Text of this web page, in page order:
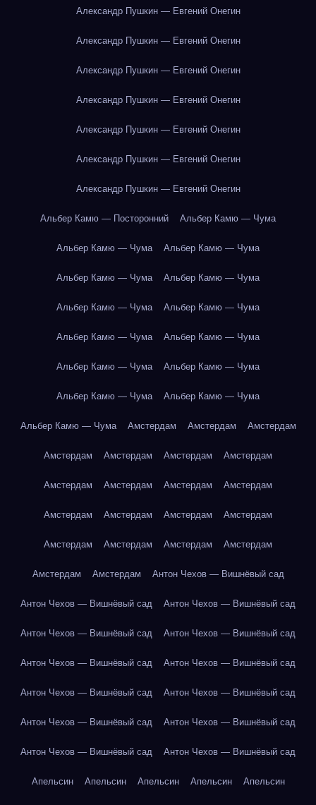
Александр Пушкин — Евгений Онегин
Александр Пушкин — Евгений Онегин
Александр Пушкин — Евгений Онегин
Александр Пушкин — Евгений Онегин
Александр Пушкин — Евгений Онегин
Александр Пушкин — Евгений Онегин
Александр Пушкин — Евгений Онегин
Альбер Камю — Посторонний Альбер Камю — Чума
Альбер Камю — Чума Альбер Камю — Чума
Альбер Камю — Чума Альбер Камю — Чума
Альбер Камю — Чума Альбер Камю — Чума
Альбер Камю — Чума Альбер Камю — Чума
Альбер Камю — Чума Альбер Камю — Чума
Альбер Камю — Чума Альбер Камю — Чума
Альбер Камю — Чума Амстердам Амстердам Амстердам
Амстердам Амстердам Амстердам Амстердам
Амстердам Амстердам Амстердам Амстердам
Амстердам Амстердам Амстердам Амстердам
Амстердам Амстердам Амстердам Амстердам
Амстердам Амстердам Антон Чехов — Вишнёвый сад
Антон Чехов — Вишнёвый сад Антон Чехов — Вишнёвый сад
Антон Чехов — Вишнёвый сад Антон Чехов — Вишнёвый сад
Антон Чехов — Вишнёвый сад Антон Чехов — Вишнёвый сад
Антон Чехов — Вишнёвый сад Антон Чехов — Вишнёвый сад
Антон Чехов — Вишнёвый сад Антон Чехов — Вишнёвый сад
Антон Чехов — Вишнёвый сад Антон Чехов — Вишнёвый сад
Апельсин Апельсин Апельсин Апельсин Апельсин